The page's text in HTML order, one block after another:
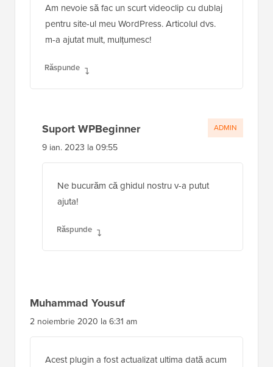
Am nevoie să fac un scurt videoclip cu dublaj
pentru site-ul meu WordPress. Articolul dvs.
m-a ajutat mult, mulțumesc!
Răspunde
Suport WPBeginner
9 ian. 2023 la 09:55
Ne bucurăm că ghidul nostru v-a putut
ajuta!
Răspunde
ADMIN
Muhammad Yousuf
2 noiembrie 2020 la 6:31 am
Acest plugin a fost actualizat ultima dată acum